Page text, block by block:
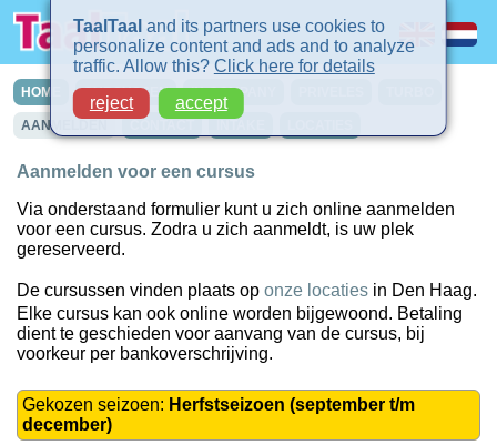
HOME CURSUSSEN IN-COMPANY
AANMELDEN
Aanmelden voor een cursus
Via onderstaand formulier kunt u zich online aanmelden
voor een cursus. Zodra u zich aanmeldt, is uw plek
gereserveerd.
De cursussen vinden plaats op onze locaties in Den Haag.
Elke cursus kan ook online worden bijgewoond. Betaling
dient te geschieden voor aanvang van de cursus, bij
voorkeur per bankoverschrijving.
Gekozen seizoen: Herfstseizoen (september t/m
december)
TaalTaal and its partners use cookies to
personalize content and ads and to analyze
traffic. Allow this? Click here for details
reject
accept